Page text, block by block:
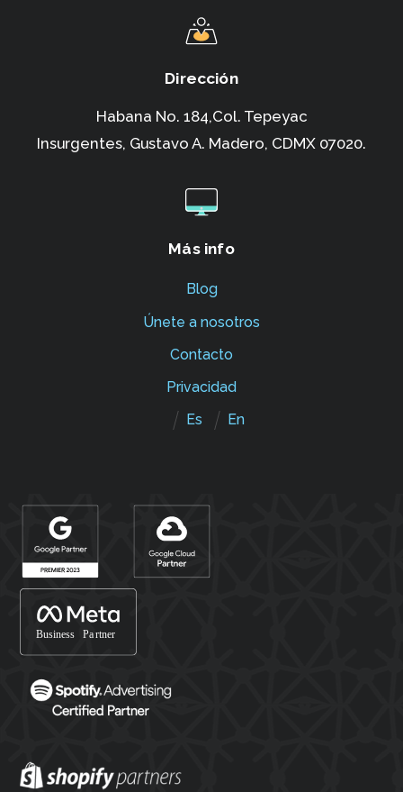
Dirección
Habana No. 184,Col. Tepeyac
Insurgentes, Gustavo A. Madero, CDMX 07020.
Más info
Blog
Únete a nosotros
Contacto
Privacidad
Es
En